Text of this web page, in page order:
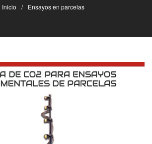
Inicio Ensayos en parcelas